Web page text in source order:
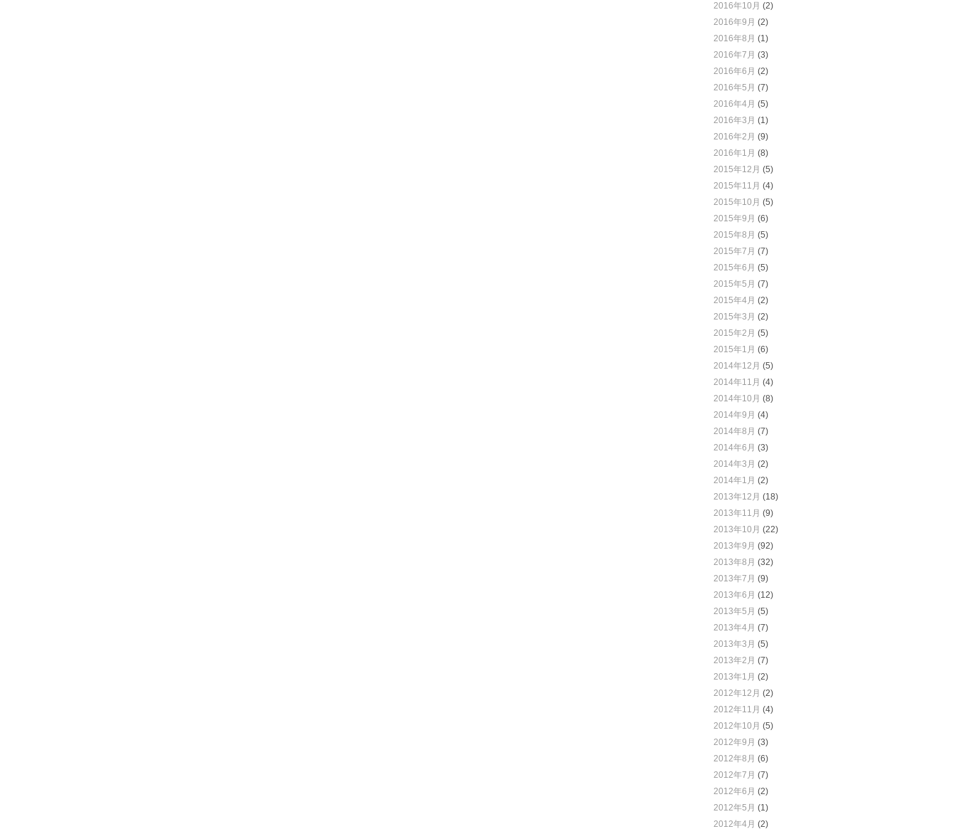
2016年10月 (2)
2016年9月 (2)
2016年8月 (1)
2016年7月 (3)
2016年6月 (2)
2016年5月 (7)
2016年4月 (5)
2016年3月 (1)
2016年2月 (9)
2016年1月 (8)
2015年12月 (5)
2015年11月 (4)
2015年10月 (5)
2015年9月 (6)
2015年8月 (5)
2015年7月 (7)
2015年6月 (5)
2015年5月 (7)
2015年4月 (2)
2015年3月 (2)
2015年2月 (5)
2015年1月 (6)
2014年12月 (5)
2014年11月 (4)
2014年10月 (8)
2014年9月 (4)
2014年8月 (7)
2014年6月 (3)
2014年3月 (2)
2014年1月 (2)
2013年12月 (18)
2013年11月 (9)
2013年10月 (22)
2013年9月 (92)
2013年8月 (32)
2013年7月 (9)
2013年6月 (12)
2013年5月 (5)
2013年4月 (7)
2013年3月 (5)
2013年2月 (7)
2013年1月 (2)
2012年12月 (2)
2012年11月 (4)
2012年10月 (5)
2012年9月 (3)
2012年8月 (6)
2012年7月 (7)
2012年6月 (2)
2012年5月 (1)
2012年4月 (2)